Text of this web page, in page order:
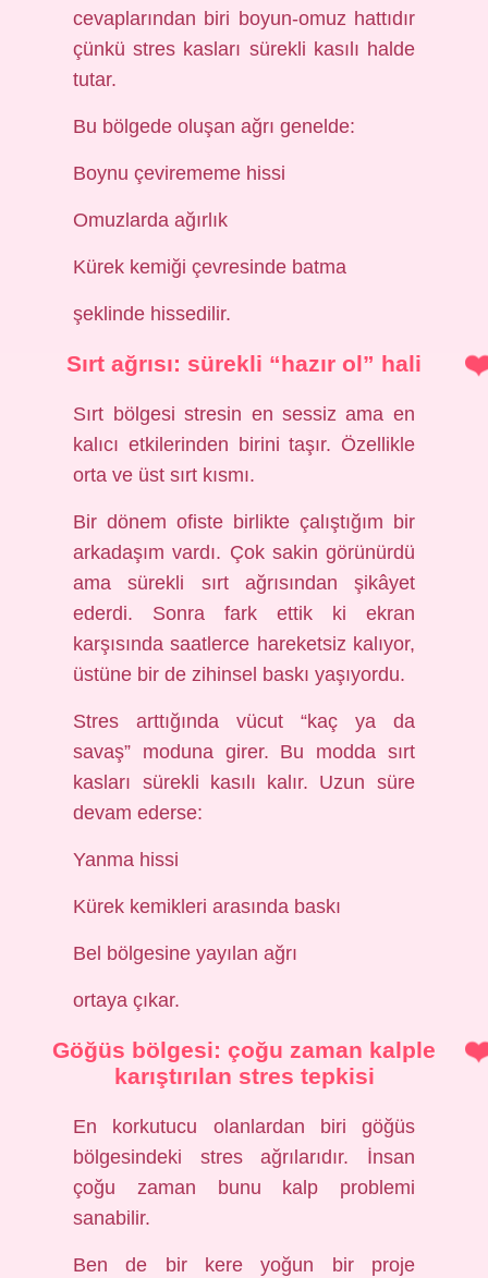
cevaplarından biri boyun-omuz hattıdır
çünkü stres kasları sürekli kasılı halde
tutar.
Bu bölgede oluşan ağrı genelde:
Boynu çevirememe hissi
Omuzlarda ağırlık
Kürek kemiği çevresinde batma
şeklinde hissedilir.
Sırt ağrısı: sürekli “hazır ol” hali
Sırt bölgesi stresin en sessiz ama en
kalıcı etkilerinden birini taşır. Özellikle
orta ve üst sırt kısmı.
Bir dönem ofiste birlikte çalıştığım bir
arkadaşım vardı. Çok sakin görünürdü
ama sürekli sırt ağrısından şikâyet
ederdi. Sonra fark ettik ki ekran
karşısında saatlerce hareketsiz kalıyor,
üstüne bir de zihinsel baskı yaşıyordu.
Stres arttığında vücut “kaç ya da
savaş” moduna girer. Bu modda sırt
kasları sürekli kasılı kalır. Uzun süre
devam ederse:
Yanma hissi
Kürek kemikleri arasında baskı
Bel bölgesine yayılan ağrı
ortaya çıkar.
Göğüs bölgesi: çoğu zaman kalple
karıştırılan stres tepkisi
En korkutucu olanlardan biri göğüs
bölgesindeki stres ağrılarıdır. İnsan
çoğu zaman bunu kalp problemi
sanabilir.
Ben de bir kere yoğun bir proje